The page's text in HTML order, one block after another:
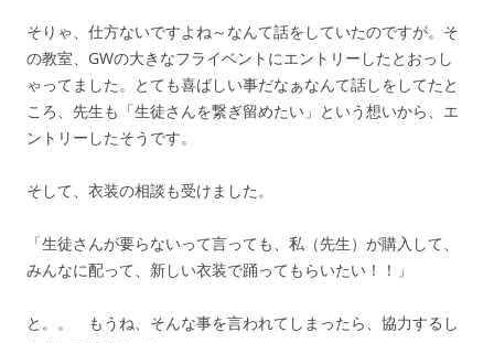
そりゃ、仕方ないですよね～なんて話をしていたのですが。そ
の教室、GWの大きなフライベントにエントリーしたとおっし
ゃってました。とても喜ばしい事だなぁなんて話しをしてたと
ころ、先生も「生徒さんを繋ぎ留めたい」という想いから、エ
ントリーしたそうです。
そして、衣装の相談も受けました。
「生徒さんが要らないって言っても、私（先生）が購入して、
みんなに配って、新しい衣装で踊ってもらいたい！！」
と。。 もうね、そんな事を言われてしまったら、協力するし